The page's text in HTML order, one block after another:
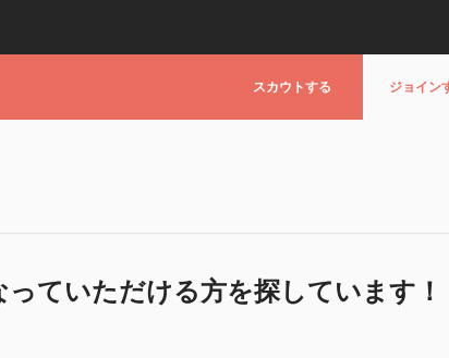
スカウトする ジョイン
ていただける方を探しています！